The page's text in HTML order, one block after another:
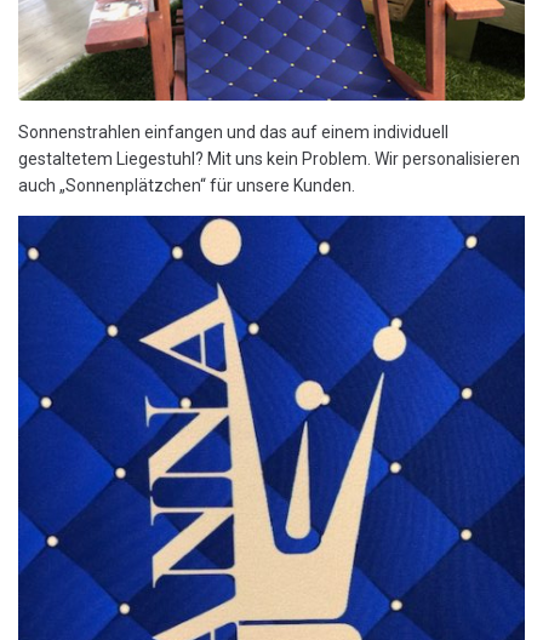
Sonnenstrahlen einfangen und das auf einem individuell
gestaltetem Liegestuhl? Mit uns kein Problem. Wir personalisieren
auch „Sonnenplätzchen“ für unsere Kunden.